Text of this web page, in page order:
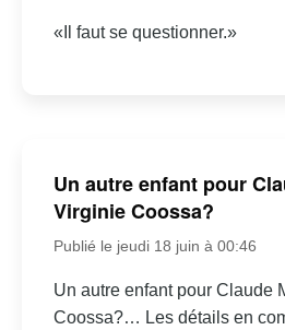
«Il faut se questionner.»
Un autre enfant pour
Virginie Coossa?
Publié le jeudi 18 juin à 00:46
Un autre enfant pour Claude
Coossa?… Les détails en